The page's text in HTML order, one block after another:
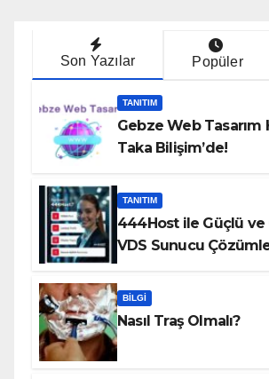
Son Yazılar Popüler
TANITIM
Gebze Web Tasarım
Taka Bilişim’de!
TANITIM
444Host ile Güçlü ve
VDS Sunucu
BILGI
Nasıl Traş Olmalı?